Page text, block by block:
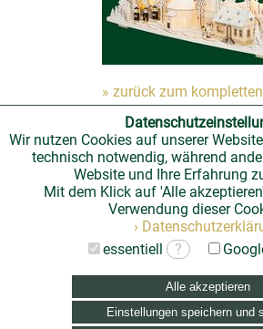
Wir nutzen Cookies auf unserer
technisch notwendig, während
Website und Ihre Erfahrung
Mit dem Klick auf 'Alle
Verwendung dieser
›
essentiell ?
Alle akzeptieren
Einstellungen speichern und
» zurück zum